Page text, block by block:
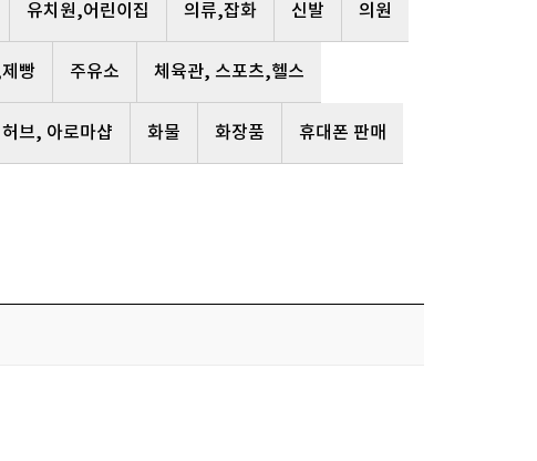
유치원,어린이집 의류,잡화 신발 의원
빵 주유소 체육관, 스포츠,헬스
허브, 아로마샵 화물 화장품 휴대폰 판매